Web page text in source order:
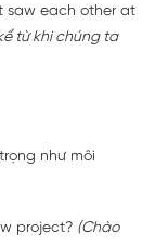
saw each other at
từ khi chúng ta
như môi
project? (Chào